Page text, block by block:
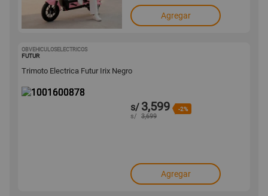
Agregar
OBVEHICULOSELECTRICOS
FUTUR
Trimoto Electrica Futur Irix Negro
s/ 3,599 -2%
s/ 3,699
Agregar